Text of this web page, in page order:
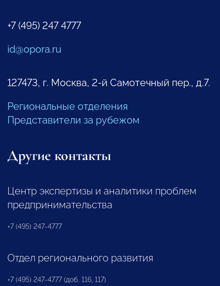
+7 (495) 247 4777
id@opora.ru
127473, г. Москва, 2-й Самотечный пер., д.7.
Региональные отделения
Представители за рубежом
Другие контакты
Центр экспертизы и аналитики проблем
предпринимательства
+7 (495) 247-4777
Отдел регионального развития
+7 (495) 247-4777 (доб. 116, 117)